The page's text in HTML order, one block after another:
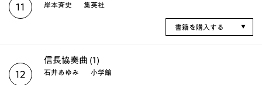
11 岸本斉史 集英社
書籍を購入する
12
信長協奏曲 (1)
石井あゆみ 小学館